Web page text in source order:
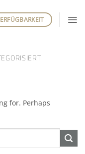
for. Perhaps